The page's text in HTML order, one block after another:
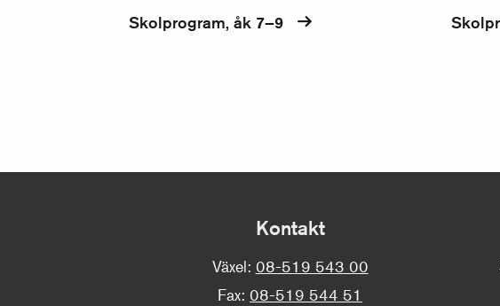
Skolprogram, åk 7–9
Kontakt
Växel: 08-519 543 00
Fax: 08-519 544 51